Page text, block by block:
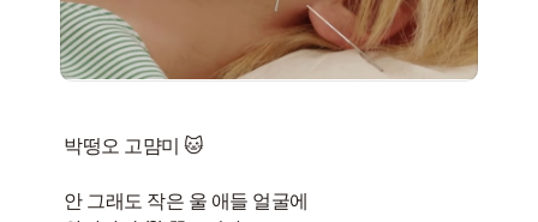
박떵오 고먐미 🐱
안 그래도 작은 울 애들 얼굴에